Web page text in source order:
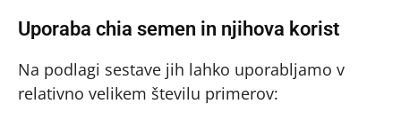
Uporaba chia semen in njihova korist
Na podlagi sestave jih lahko uporabljamo v
relativno velikem številu primerov: